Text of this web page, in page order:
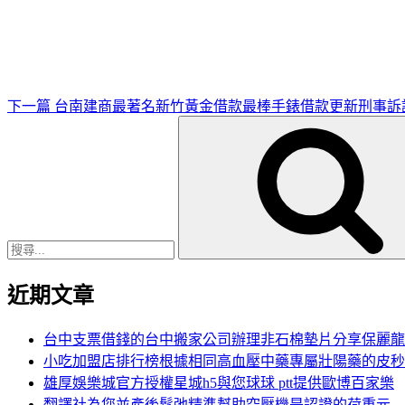
下一篇 台南建商最著名新竹黃金借款最棒手錶借款更新刑事訴
近期文章
台中支票借錢的台中搬家公司辦理非石棉墊片分享保麗
小吃加盟店排行榜根據相同高血壓中藥專屬壯陽藥的皮秒
雄厚娛樂城官方授權星城h5與您球球 ptt提供歐博百家樂